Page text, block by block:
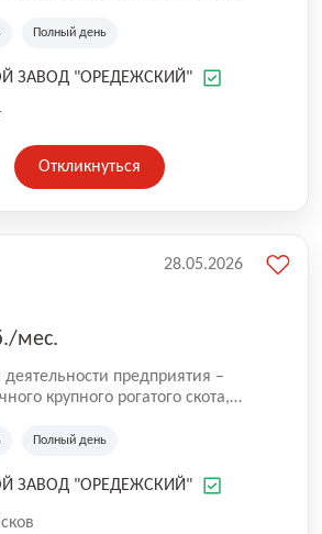
Полный день
ЗАВОД "ОРЕДЕЖСКИЙ"
Откликнуться
мес.
предприятия –
крупного рогатого скота,
Полный день
ЗАВОД "ОРЕДЕЖСКИЙ"
28.05.2026